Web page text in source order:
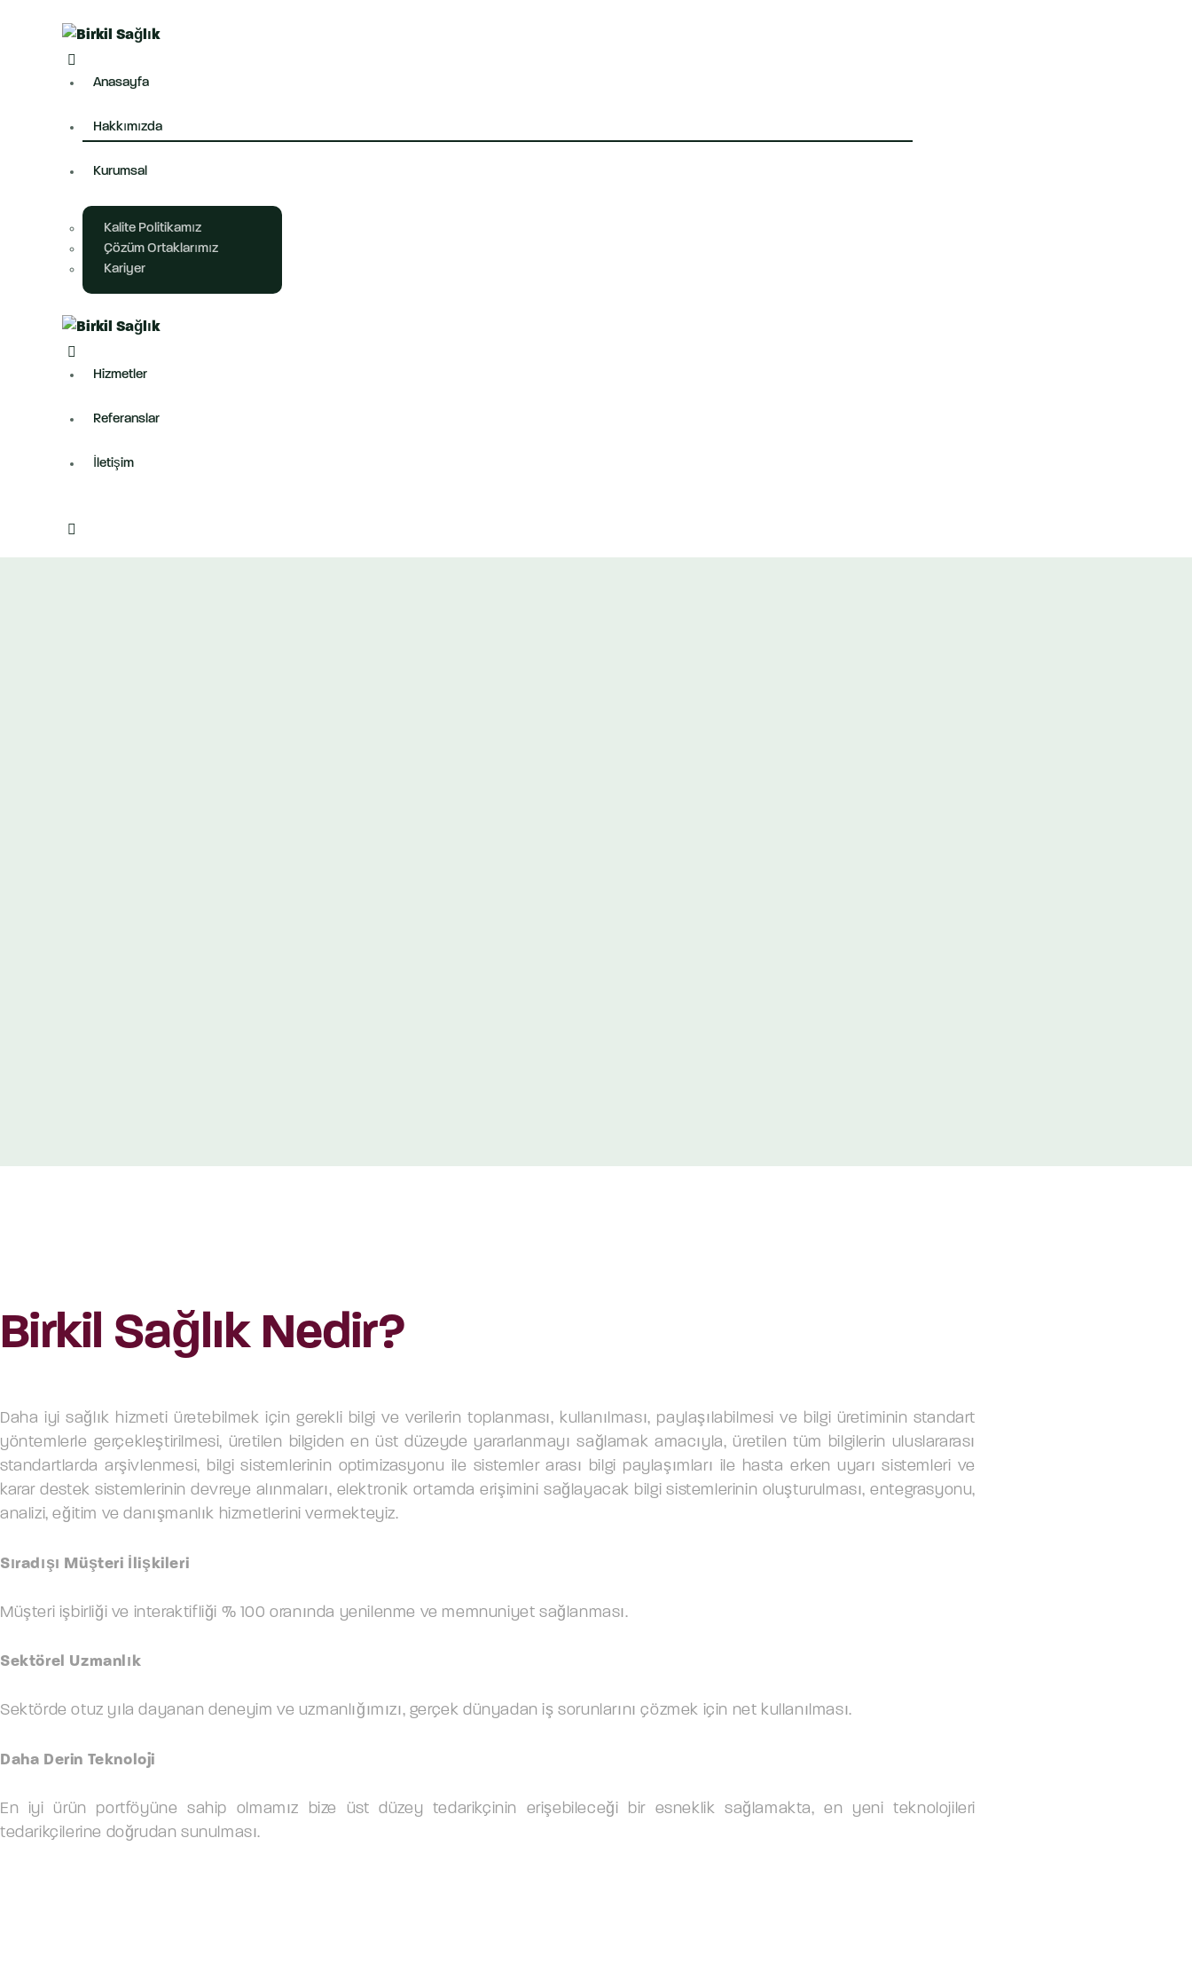
Anasayfa
Hakkımızda
Kurumsal
Kalite Politikamız
Çözüm Ortaklarımız
Kariyer
Hizmetler
Referanslar
İletişim
Birkil Sağlık Nedir?
Daha iyi sağlık hizmeti üretebilmek için gerekli bilgi ve verilerin toplanması, kullanılması, paylaşılabilmesi ve bilgi üretiminin standart
yöntemlerle gerçekleştirilmesi, üretilen bilgiden en üst düzeyde yararlanmayı sağlamak amacıyla, üretilen tüm bilgilerin uluslararası
standartlarda arşivlenmesi, bilgi sistemlerinin optimizasyonu ile sistemler arası bilgi paylaşımları ile hasta erken uyarı sistemleri ve
karar destek sistemlerinin devreye alınmaları, elektronik ortamda erişimini sağlayacak bilgi sistemlerinin oluşturulması, entegrasyonu,
analizi, eğitim ve danışmanlık hizmetlerini vermekteyiz.
Sıradışı Müşteri İlişkileri
Müşteri işbirliği ve interaktifliği % 100 oranında yenilenme ve memnuniyet sağlanması.
Sektörel Uzmanlık
Sektörde otuz yıla dayanan deneyim ve uzmanlığımızı, gerçek dünyadan iş sorunlarını çözmek için net kullanılması.
Daha Derin Teknoloji
En iyi ürün portföyüne sahip olmamız bize üst düzey tedarikçinin erişebileceği bir esneklik sağlamakta, en yeni teknolojileri
tedarikçilerine doğrudan sunulması.